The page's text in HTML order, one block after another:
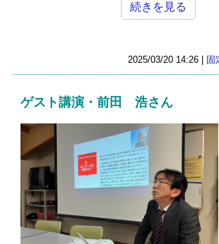
続きを見る
2025/03/20 14:26 | 固
ゲスト講演・前田 浩さん